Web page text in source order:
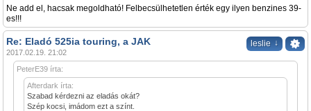
Ne add el, hacsak megoldható! Felbecsülhetetlen érték egy ilyen benzines 39-
es!!!
leslie ↓
Re: Eladó 525ia touring, a JAK
2017.02.19. 21:02
PeterE39 írta:
Afterdark írta:
Szabad kérdezni az eladás okát?
Szép kocsi, imádom ezt a színt.